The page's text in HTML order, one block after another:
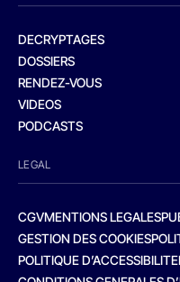
DECRYPTAGES
DOSSIERS
RENDEZ-VOUS
VIDEOS
PODCASTS
LEGAL
CGVMENTIONS LEGALES
GESTION DES COOKIES
POLITIQUE D’ACCESSIBILITE